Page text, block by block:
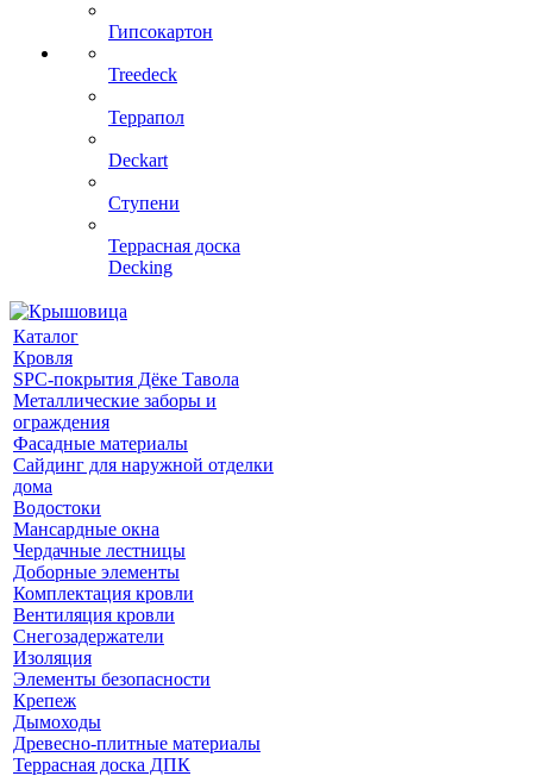
Гипсокартон
Treedeck
Террапол
Deckart
Ступени
Террасная доска
Decking
Каталог
Кровля
SPC-покрытия Дёке Тавола
Металлические заборы и
ограждения
Фасадные материалы
Сайдинг для наружной отделки
дома
Водостоки
Мансардные окна
Чердачные лестницы
Доборные элементы
Комплектация кровли
Вентиляция кровли
Снегозадержатели
Изоляция
Элементы безопасности
Крепеж
Дымоходы
Древесно-плитные материалы
Террасная доска ДПК